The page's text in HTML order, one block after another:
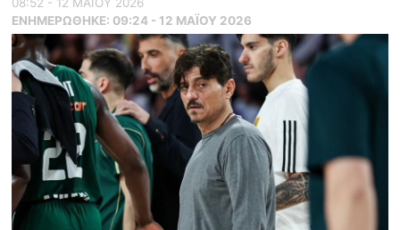
ΕΝΗΜΕΡΏΘΗΚΕ: 09:24 - 12 ΜΑΪ́ΟΥ 2026